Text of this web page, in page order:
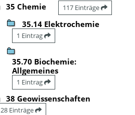
35 Chemie 117 Einträge
35.14 Elektrochemie
1 Eintrag
35.70 Biochemie:
Allgemeines
1 Eintrag
38 Geowissenschaften
28 Einträge